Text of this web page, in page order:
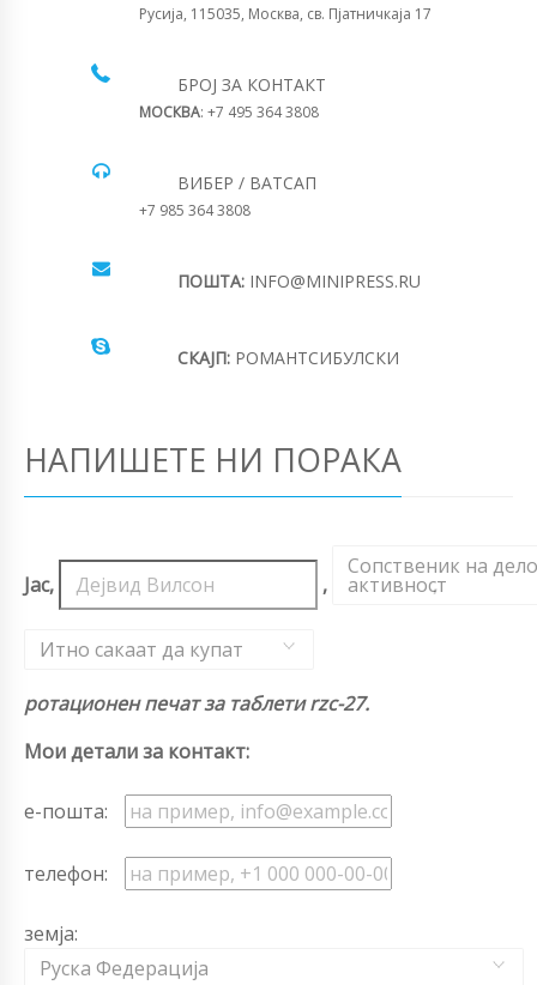
Русија, 115035, Москва, св. Пјатничкаја 17
БРОЈ ЗА КОНТАКТ
МОСКВА: +7 495 364 3808
ВИБЕР / ВАТСАП
+7 985 364 3808
ПОШТА: INFO@MINIPRESS.RU
СКАЈП: РОМАНТСИБУЛСКИ
НАПИШЕТЕ НИ ПОРАКА
Јас, ,
Сопственик на
активност
,
Итно сакаат да купат
ротационен печат за таблети rzc-27.
Мои детали за контакт:
е-пошта:
телефон:
земја:
Руска Федерација